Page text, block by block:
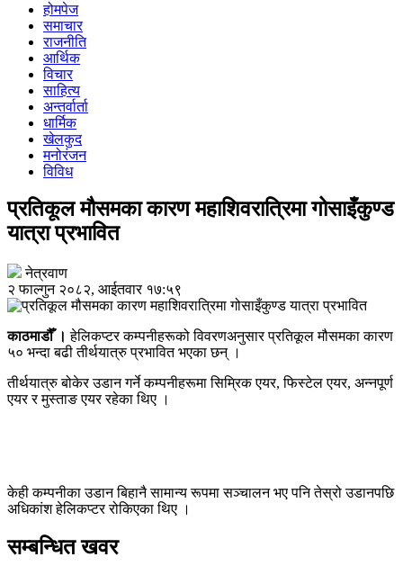
होमपेज
समाचार
राजनीति
आर्थिक
विचार
साहित्य
अन्तर्वार्ता
धार्मिक
खेलकुद
मनोरंजन
विविध
प्रतिकूल मौसमका कारण महाशिवरात्रिमा गोसाइँकुण्ड
यात्रा प्रभावित
नेत्रवाण
२ फाल्गुन २०८२, आईतवार १७:५९
काठमाडौँ ।हेलिकप्टर कम्पनीहरूको विवरणअनुसार प्रतिकूल मौसमका कारण
५० भन्दा बढी तीर्थयात्रु प्रभावित भएका छन् ।
तीर्थयात्रु बोकेर उडान गर्ने कम्पनीहरूमासिम्रिक एयर,फिस्टेल एयर, अन्नपूर्ण
एयररमुस्ताङ एयररहेका थिए ।
केही कम्पनीका उडान बिहानै सामान्य रूपमा सञ्चालन भए पनि तेस्रो उडानपछि
अधिकांश हेलिकप्टर रोकिएका थिए ।
सम्बन्धित खवर